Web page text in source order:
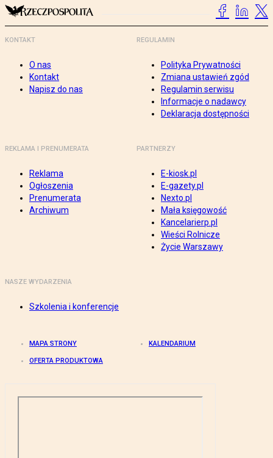
KONTAKT
O nas
Kontakt
Napisz do nas
REGULAMIN
Polityka Prywatności
Zmiana ustawień zgód
Regulamin serwisu
Informacje o nadawcy
Deklaracja dostępności
REKLAMA I PRENUMERATA
Reklama
Ogłoszenia
Prenumerata
Archiwum
PARTNERZY
E-kiosk.pl
E-gazety.pl
Nexto.pl
Mała księgowość
Kancelarierp.pl
Wieści Rolnicze
Życie Warszawy
NASZE WYDARZENIA
Szkolenia i konferencje
MAPA STRONY KALENDARIUM
OFERTA PRODUKTOWA